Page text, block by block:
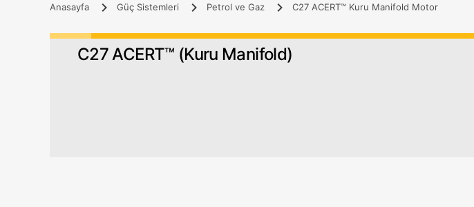
Anasayfa Güç Sistemleri Petrol ve Gaz C27 ACERT™ Kuru Manifold Motor
C27 ACERT™ (Kuru Manifold)